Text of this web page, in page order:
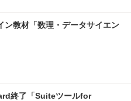
ン教材「数理・データサイエン
終了「Suiteツールfor